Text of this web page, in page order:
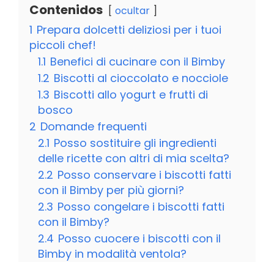
Contenidos ocultar
1 Prepara dolcetti deliziosi per i tuoi
piccoli chef!
1.1 Benefici di cucinare con il Bimby
1.2 Biscotti al cioccolato e nocciole
1.3 Biscotti allo yogurt e frutti di
bosco
2 Domande frequenti
2.1 Posso sostituire gli ingredienti
delle ricette con altri di mia scelta?
2.2 Posso conservare i biscotti fatti
con il Bimby per più giorni?
2.3 Posso congelare i biscotti fatti
con il Bimby?
2.4 Posso cuocere i biscotti con il
Bimby in modalità ventola?